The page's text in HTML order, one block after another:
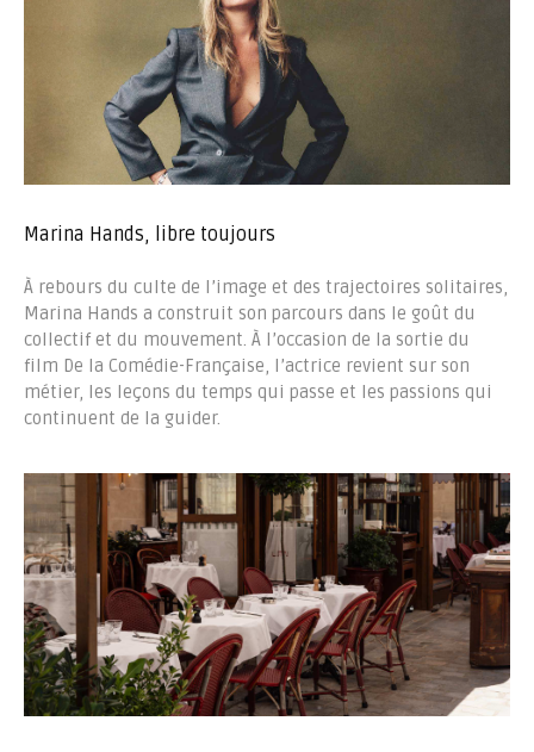
Marina Hands, libre toujours
À rebours du culte de l’image et des trajectoires solitaires,
Marina Hands a construit son parcours dans le goût du
collectif et du mouvement. À l’occasion de la sortie du
film De la Comédie-Française, l’actrice revient sur son
métier, les leçons du temps qui passe et les passions qui
continuent de la guider.